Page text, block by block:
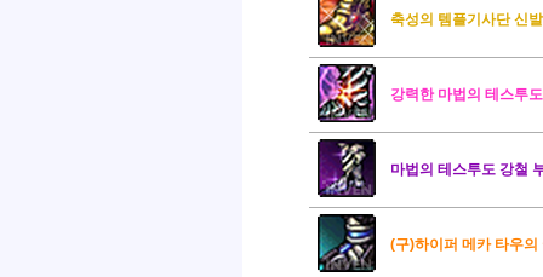
축성의 템플기사단 신발
강력한 마법의 테스투
마법의 테스투도 강철
(구)하이퍼 메카 타우의